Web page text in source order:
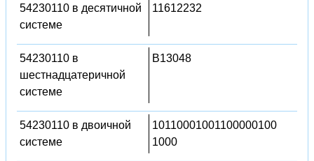
54230110 в десятичной
системе
11612232
54230110 в
шестнадцатеричной
системе
B13048
54230110 в двоичной
системе
10110001001100000100
1000